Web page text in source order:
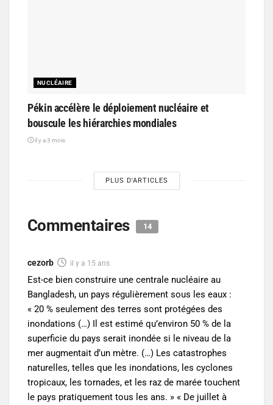
NUCLÉAIRE
Pékin accélère le déploiement nucléaire et
bouscule les hiérarchies mondiales
il y a 3 mois
PLUS D'ARTICLES
Commentaires 14
cezorb il y a 15 ans
Est-ce bien construire une centrale nucléaire au
Bangladesh, un pays régulièrement sous les eaux :
« 20 % seulement des terres sont protégées des
inondations (…) Il est estimé qu’environ 50 % de la
superficie du pays serait inondée si le niveau de la
mer augmentait d’un mètre. (…) Les catastrophes
naturelles, telles que les inondations, les cyclones
tropicaux, les tornades, et les raz de marée touchent
le pays pratiquement tous les ans. » « De juillet à